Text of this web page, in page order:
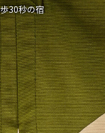
30秒の宿